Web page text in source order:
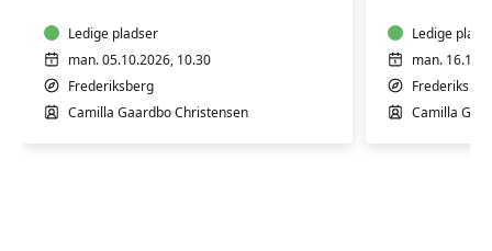
børnLedige pladser
man. 05.10.2026, 10.30
Frederiksberg
Camilla Gaardbo Christensen
børn
Ledige
man.
Camilla